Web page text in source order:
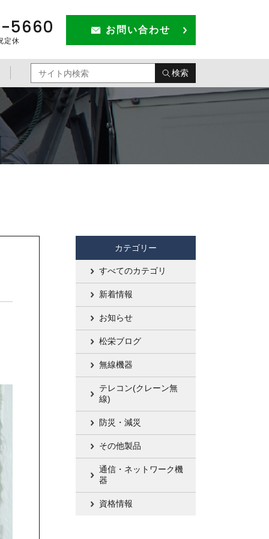
5660
定休
お問い合わせ
検索
カテゴリー
すべてのカテゴリ
新着情報
お知らせ
松栄ブログ
無線機器
テレコン(クレーン無
線)
防災・減災
その他製品
通信・ネットワーク機
器
資格情報